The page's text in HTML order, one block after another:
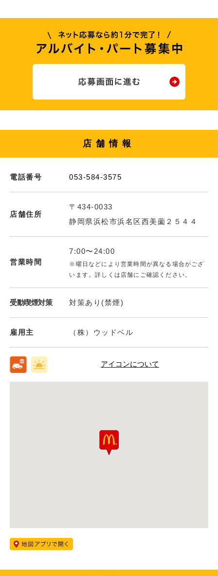
店舗情報
電話番号 053-584-3575
店舗住所
〒434-0033
静岡県浜松市浜名区西美薗２５４４
営業時間
7:00〜24:00
※曜日などにより営業時間が異なる場合がござ
います。詳しくは店舗にご確認ください。
受動喫煙対策 対策あり(禁煙)
雇用主 （株）ウッドベル
アイコンについて